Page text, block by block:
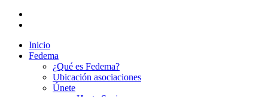
Inicio
Fedema
¿Qué es Fedema?
Ubicación asociaciones
Únete